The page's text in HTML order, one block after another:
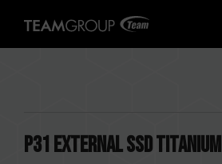
P31 External SSD Titanium